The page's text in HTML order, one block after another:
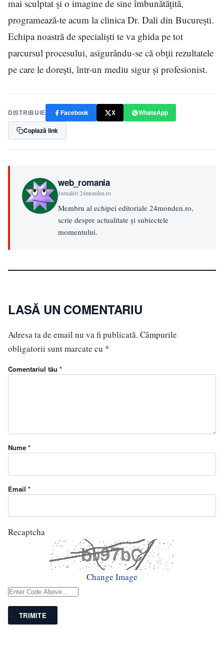
mai sculptat și o imagine de sine îmbunătățită,
programează-te acum la clinica Dr. Dali din București.
Echipa noastră de specialiști te va ghida pe tot
parcursul procesului, asigurându-se că obții rezultatele
pe care le dorești, într-un mediu sigur și profesionist.
DISTRIBUIE Facebook X
WhatsApp
Copiază link
web_romania
Jurnalist 24monden.ro
Membru al echipei editoriale 24monden.ro,
scrie despre actualitate și subiectele
momentului.
LASĂ UN COMENTARIU
Adresa ta de email nu va fi publicată. Câmpurile
obligatorii sunt marcate cu *
Comentariul tău *
Nume *
Email *
Recaptcha
Change Image
TRIMITE